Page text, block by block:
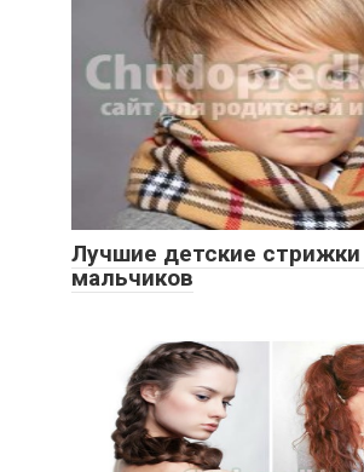
Лучшие детские
мальчиков